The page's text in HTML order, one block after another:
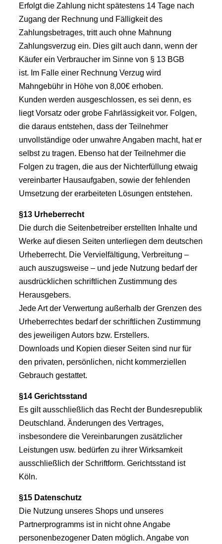
Erfolgt die Zahlung nicht spätestens 14 Tage nach
Zugang der Rechnung und Fälligkeit des
Zahlungsbetrages, tritt auch ohne Mahnung
Zahlungsverzug ein. Dies gilt auch dann, wenn der
Käufer ein Verbraucher im Sinne von § 13 BGB
ist. Im Falle einer Rechnung Verzug wird
Mahngebühr in Höhe von 8,00€ erhoben.
Kunden werden ausgeschlossen, es sei denn, es
liegt Vorsatz oder grobe Fahrlässigkeit vor. Folgen,
die daraus entstehen, dass der Teilnehmer
unvollständige oder unwahre Angaben macht, hat er
selbst zu tragen. Ebenso hat der Teilnehmer die
Folgen zu tragen, die aus der Nichterfüllung etwaig
vereinbarter Hausaufgaben, sowie der fehlenden
Umsetzung der erarbeiteten Lösungen entstehen.
§13 Urheberrecht
Die durch die Seitenbetreiber erstellten Inhalte und
Werke auf diesen Seiten unterliegen dem deutschen
Urheberrecht. Die Vervielfältigung, Verbreitung –
auch auszugsweise – und jede Nutzung bedarf der
ausdrücklichen schriftlichen Zustimmung des
Herausgebers.
Jede Art der Verwertung außerhalb der Grenzen des
Urheberrechtes bedarf der schriftlichen Zustimmung
des jeweiligen Autors bzw. Erstellers.
Downloads und Kopien dieser Seiten sind nur für
den privaten, persönlichen, nicht kommerziellen
Gebrauch gestattet.
§14 Gerichtsstand
Es gilt ausschließlich das Recht der Bundesrepublik
Deutschland. Änderungen des Vertrages,
insbesondere die Vereinbarungen zusätzlicher
Leistungen usw. bedürfen zu ihrer Wirksamkeit
ausschließlich der Schriftform. Gerichtsstand ist
Köln.
§15 Datenschutz
Die Nutzung unseres Shops und unseres
Partnerprogramms ist in nicht ohne Angabe
personenbezogener Daten möglich. Angabe von